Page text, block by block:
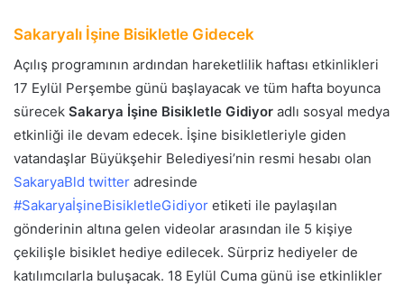
Sakaryalı İşine Bisikletle Gidecek
Açılış programının ardından hareketlilik haftası etkinlikleri
17 Eylül Perşembe günü başlayacak ve tüm hafta boyunca
sürecek Sakarya İşine Bisikletle Gidiyor adlı sosyal medya
etkinliği ile devam edecek. İşine bisikletleriyle giden
vatandaşlar Büyükşehir Belediyesi’nin resmi hesabı olan
SakaryaBld twitter adresinde
#SakaryaİşineBisikletleGidiyor etiketi ile paylaşılan
gönderinin altına gelen videolar arasından ile 5 kişiye
çekilişle bisiklet hediye edilecek. Sürpriz hediyeler de
katılımcılarla buluşacak. 18 Eylül Cuma günü ise etkinlikler